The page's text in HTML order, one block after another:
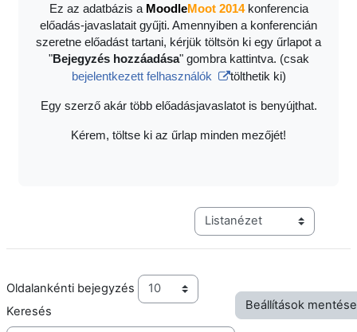
Ez az adatbázis a MoodleMoot 2014konferencia
előadás-javaslatait gyűjti. Amennyiben a konferencián
szeretne előadást tartani, kérjük töltsön ki egy űrlapot a
"Bejegyzés hozzáadása" gombra kattintva. (csak
bejelentkezett felhasználók
tölthetik ki)
Egy szerző akár több előadásjavaslatot is benyújthat.
Kérem, töltse ki az űrlap minden mezőjét!
Harmadik szintű navigáció
Oldalankénti bejegyzés
Keresés